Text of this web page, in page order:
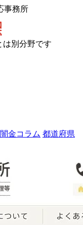
事務所
は別分野です
闇金コラム 都道府県